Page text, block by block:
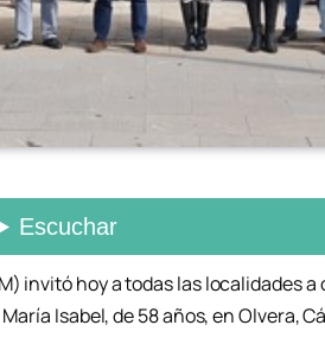
invitó hoy a todas las localidades
Isabel, de 58 años, en Olvera,